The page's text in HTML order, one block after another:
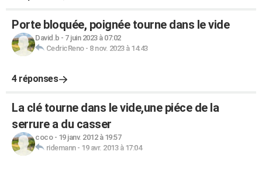
Porte bloquée, poignée tourne dans le vide
David.b - 7 juin 2023 à 07:02
CedricReno- 8 nov. 2023 à 14:43
4 réponses
La clé tourne dans le vide,une piéce de la
serrure a du casser
coco- 19 janv. 2012 à 19:57
ridemann- 19 avr. 2013 à 17:04